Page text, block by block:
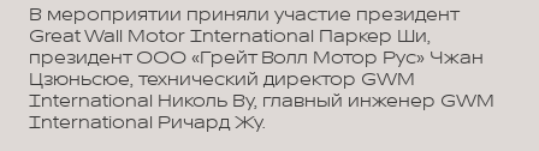
В мероприятии приняли участие президент
Great Wall Motor International Паркер Ши,
президент ООО «Грейт Волл Мотор Рус» Чжан
Цзюньсюе, технический директор GWM
International Николь Ву, главный инженер GWM
International Ричард Жу.